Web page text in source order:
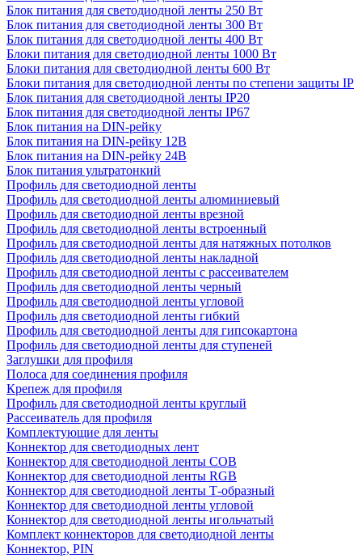
Блок питания для светодиодной ленты 250 Вт
Блок питания для светодиодной ленты 300 Вт
Блок питания для светодиодной ленты 400 Вт
Блоки питания для светодиодной ленты 1000 Вт
Блоки питания для светодиодной ленты 600 Вт
Блоки питания для светодиодной ленты по степени защиты IP
Блок питания для светодиодной ленты IP20
Блок питания для светодиодной ленты IP67
Блок питания на DIN-рейку
Блок питания на DIN-рейку 12В
Блок питания на DIN-рейку 24В
Блок питания ультратонкий
Профиль для светодиодной ленты
Профиль для светодиодной ленты алюминиевый
Профиль для светодиодной ленты врезной
Профиль для светодиодной ленты встроенный
Профиль для светодиодной ленты для натяжных потолков
Профиль для светодиодной ленты накладной
Профиль для светодиодной ленты с рассеивателем
Профиль для светодиодной ленты черный
Профиль для светодиодной ленты угловой
Профиль для светодиодной ленты гибкий
Профиль для светодиодной ленты для гипсокартона
Профиль для светодиодной ленты для ступеней
Заглушки для профиля
Полоса для соединения профиля
Крепеж для профиля
Профиль для светодиодной ленты круглый
Рассеиватель для профиля
Комплектующие для ленты
Коннектор для светодиодных лент
Коннектор для светодиодной ленты COB
Коннектор для светодиодной ленты RGB
Коннектор для светодиодной ленты Т-образный
Коннектор для светодиодной ленты угловой
Коннектор для светодиодной ленты игольчатый
Комплект коннекторов для светодиодной ленты
Коннектор, PIN